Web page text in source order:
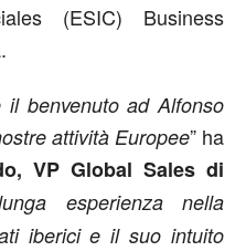
(ESIC) Business
il benvenuto ad Alfonso
attività Europee” ha
VP Global Sales di
esperienza nella
iberici e il suo intuito